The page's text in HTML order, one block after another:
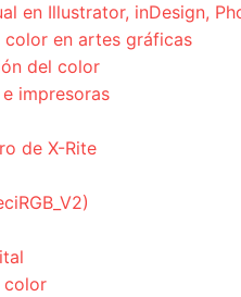
en Illustrator, inDesign,
color en artes gráficas
del color
impresoras
de X-Rite
color